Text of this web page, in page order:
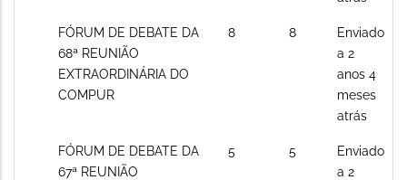
Sem
novos
posts
FÓRUM DE DEBATE DA
68ª REUNIÃO
EXTRAORDINÁRIA DO
COMPUR
8 8
Enviado
a 2
anos 4
meses
atrás
Sem
novos
FÓRUM DE DEBATE DA
67ª REUNIÃO
5 5
Enviado
a 2